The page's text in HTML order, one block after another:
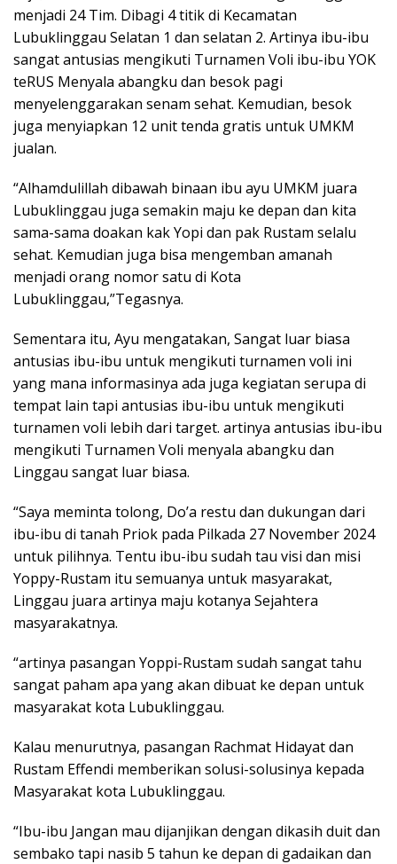
menjadi 24 Tim. Dibagi 4 titik di Kecamatan
Lubuklinggau Selatan 1 dan selatan 2. Artinya ibu-ibu
sangat antusias mengikuti Turnamen Voli ibu-ibu YOK
teRUS Menyala abangku dan besok pagi
menyelenggarakan senam sehat. Kemudian, besok
juga menyiapkan 12 unit tenda gratis untuk UMKM
jualan.
“Alhamdulillah dibawah binaan ibu ayu UMKM juara
Lubuklinggau juga semakin maju ke depan dan kita
sama-sama doakan kak Yopi dan pak Rustam selalu
sehat. Kemudian juga bisa mengemban amanah
menjadi orang nomor satu di Kota
Lubuklinggau,”Tegasnya.
Sementara itu, Ayu mengatakan, Sangat luar biasa
antusias ibu-ibu untuk mengikuti turnamen voli ini
yang mana informasinya ada juga kegiatan serupa di
tempat lain tapi antusias ibu-ibu untuk mengikuti
turnamen voli lebih dari target. artinya antusias ibu-ibu
mengikuti Turnamen Voli menyala abangku dan
Linggau sangat luar biasa.
“Saya meminta tolong, Do’a restu dan dukungan dari
ibu-ibu di tanah Priok pada Pilkada 27 November 2024
untuk pilihnya. Tentu ibu-ibu sudah tau visi dan misi
Yoppy-Rustam itu semuanya untuk masyarakat,
Linggau juara artinya maju kotanya Sejahtera
masyarakatnya.
“artinya pasangan Yoppi-Rustam sudah sangat tahu
sangat paham apa yang akan dibuat ke depan untuk
masyarakat kota Lubuklinggau.
Kalau menurutnya, pasangan Rachmat Hidayat dan
Rustam Effendi memberikan solusi-solusinya kepada
Masyarakat kota Lubuklinggau.
“Ibu-ibu Jangan mau dijanjikan dengan dikasih duit dan
sembako tapi nasib 5 tahun ke depan di gadaikan dan